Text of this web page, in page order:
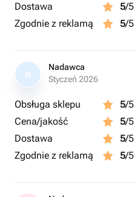
Dostawa
5/5
Zgodnie z reklamą
5/5
N
Nadawca
Styczeń 2026
Obsługa sklepu 5/5
Cena/jakość
5/5
Dostawa
5/5
Zgodnie z reklamą
5/5